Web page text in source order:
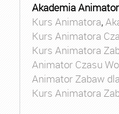
Akademia
Kurs Animatora,
Kurs Animatora
Kurs Animatora
Animator Czasu
Animator Zabaw
Kurs Animatora